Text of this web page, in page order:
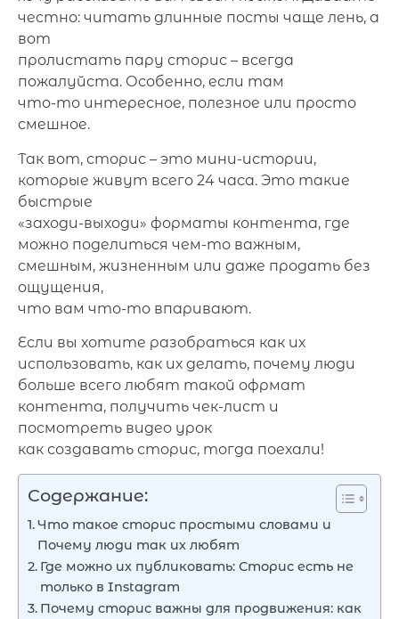
честно: читать длинные посты чаще лень, а
вот
пролистать пару сторис – всегда
пожалуйста. Особенно, если там
что-то интересное, полезное или просто
смешное.
Так вот, сторис – это мини-истории,
которые живут всего 24 часа. Это такие
быстрые
«заходи-выходи» форматы контента, где
можно поделиться чем-то важным,
смешным, жизненным или даже продать без
ощущения,
что вам что-то впаривают.
Если вы хотите разобраться как их
использовать, как их делать, почему люди
больше всего любят такой офрмат
контента, получить чек-лист и
посмотреть видео урок
как создавать сторис, тогда поехали!
Содержание:
Что такое сторис простыми словами и
Почему люди так их любят
Где можно их публиковать: Сторис есть не
только в Instagram
Почему сторис важны для продвижения: как